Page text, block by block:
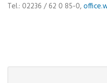
Tel.: 02236 / 62 0 85-0,